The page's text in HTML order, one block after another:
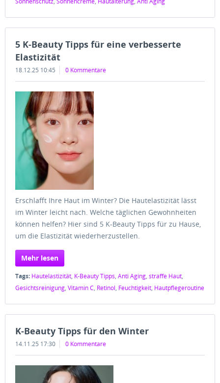
5 K-Beauty Tipps für eine verbesserte
Elastizität
18.12.25 10:45 0 Kommentare
Erschlafft Ihre Haut im Winter? Die Hautelastizität lässt
im Winter leicht nach. Welche täglichen Gewohnheiten
können helfen? Hier sind 5 K-Beauty Tipps für zu Hause,
um die Elastizität wiederherzustellen.
Mehr lesen
Tags: Hautelastizität, K-Beauty Tipps, Anti Aging, straffe Haut,
Gesichtsreinigung, Vitamin C, Retinol, Feuchtigkeit, Hautpflegeroutine
K-Beauty Tipps für den Winter
14.11.25 17:30 0 Kommentare